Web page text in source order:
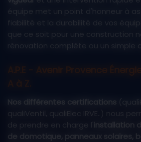
équipe met un point d'honneur à
fiabilité et la durabilité de vos
que ce soit pour une construction
rénovation complète ou un simple
A.P.E - Avenir Provence
Nos différentes certifications
qualiVentil, qualiElec IRVE..) nous
de prendre en charge l'
installation
de domotique, panneaux solaires,